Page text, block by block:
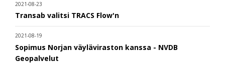
2021-08-23
Transab valitsi TRACS Flow'n
2021-08-19
Sopimus Norjan väyläviraston kanssa - NVDB
Geopalvelut